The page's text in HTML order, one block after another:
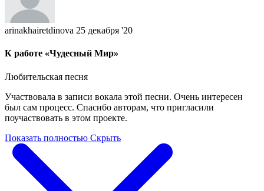
arinakhairetdinova 25 декабря '20
К работе «Чудесный Мир»
Любительская песня
Участвовала в записи вокала этой песни. Очень интересен
был сам процесс. Спасибо авторам, что пригласили
поучаствовать в этом проекте.
Показать полностью Скрыть